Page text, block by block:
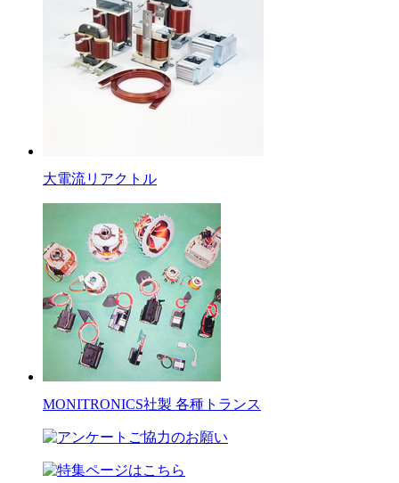
大電流リアクトル
MONITRONICS社製 各種トランス